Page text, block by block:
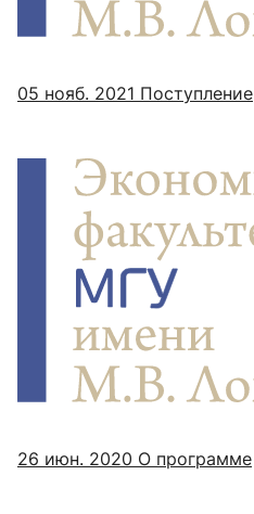
05 нояб. 2021 Поступление
26 июн. 2020 О программе